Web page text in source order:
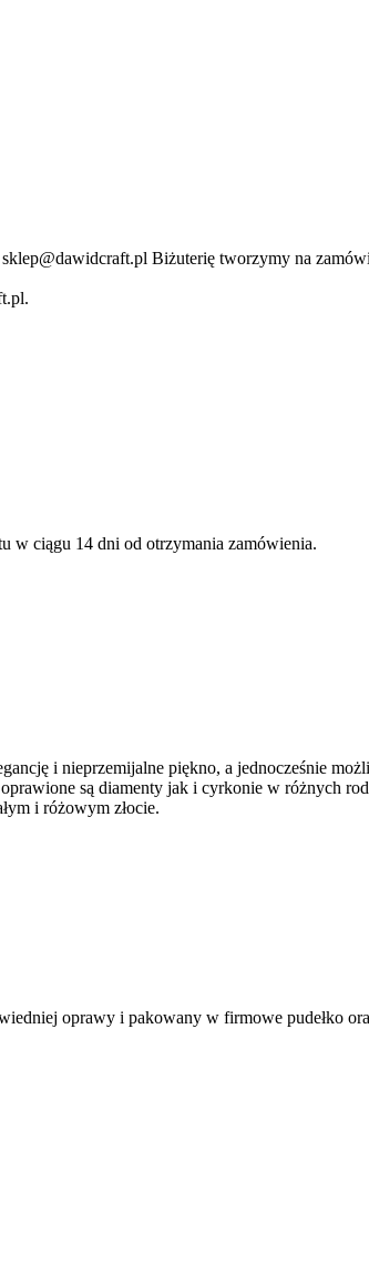
Biżuterię tworzymy na
w ciągu 14 dni od otrzymania zamówienia.
i nieprzemijalne piękno, a jednocześnie
są diamenty jak i cyrkonie w różnych
i różowym złocie.
oprawy i pakowany w firmowe pudełko